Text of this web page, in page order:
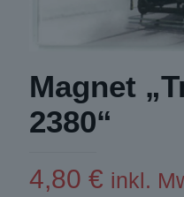
Magnet
2380“
4,80 € inkl.